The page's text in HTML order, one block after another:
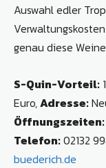
Auswahl edler
genau diese
S-Quin-Vorteil:
Euro,Adresse:
Öffnungszeiten:
Telefon:02132
buederich.de